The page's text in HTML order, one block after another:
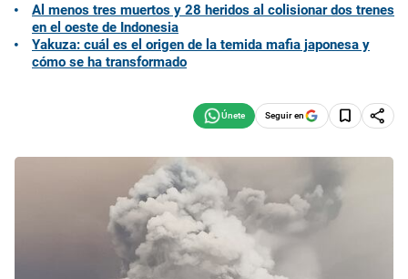
Al menos tres muertos y 28 heridos al colisionar dos trenes
en el oeste de Indonesia
Yakuza: cuál es el origen de la temida mafia japonesa y
cómo se ha transformado
Seguir en